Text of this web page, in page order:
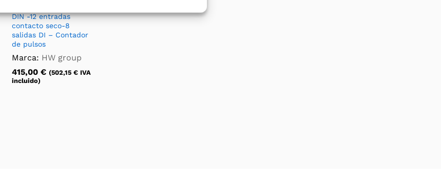
DIN -12 entradas
contacto seco-8
salidas DI – Contador
de pulsos
Marca: HW group
415,00 € (502,15 €IVA
incluido)